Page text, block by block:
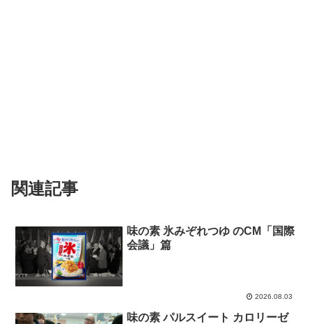
関連記事
味の素 氷みぞれつゆ のCM「国際
会議」篇
2026.08.03
味の素 パルスイート カロリーゼ